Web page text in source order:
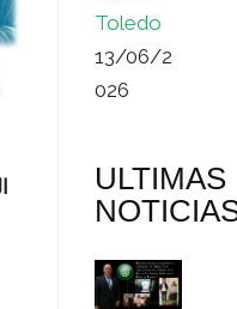
Toledo
13/06/2
026
ULTIMAS